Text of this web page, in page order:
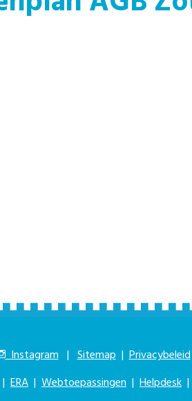
Instagram | Sitemap |Privacybeleid
| ERA | Webtoepassingen | Helpdesk |